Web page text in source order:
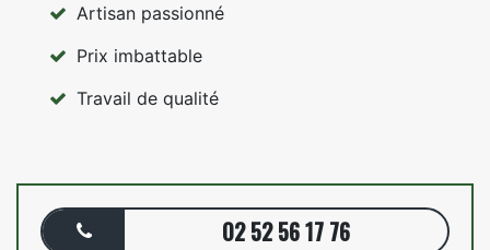
Artisan passionné
Prix imbattable
Travail de qualité
02 52 56 17 76